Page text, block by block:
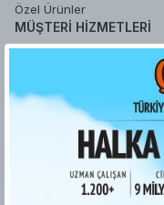
Özel Ürünler
MÜŞTERI HIZMETLERI
Şifremi Unuttum
Favori Ürünlerim
Sipariş İşlemleri
Gizlilik ve Güvenlik